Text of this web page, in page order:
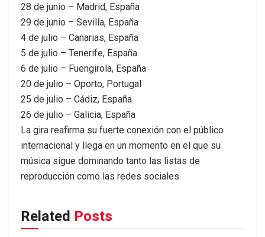
28 de junio – Madrid, España
29 de junio – Sevilla, España
4 de julio – Canarias, España
5 de julio – Tenerife, España
6 de julio – Fuengirola, España
20 de julio – Oporto, Portugal
25 de julio – Cádiz, España
26 de julio – Galicia, España
La gira reafirma su fuerte conexión con el público
internacional y llega en un momento en el que su
música sigue dominando tanto las listas de
reproducción como las redes sociales.
Related Posts